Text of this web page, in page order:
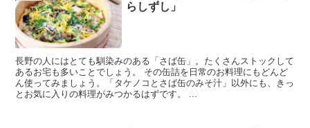
らしずし」
長野の人にはとても馴染みのある「さば缶」。たくさんストックして
あるお宅も多いことでしょう。 その缶詰を日常のお料理にもどんど
ん使ってみましょう。「タケノコとさば缶のみそ汁」以外にも、きっ
とお気に入りの料理がみつかるはずです。 ...